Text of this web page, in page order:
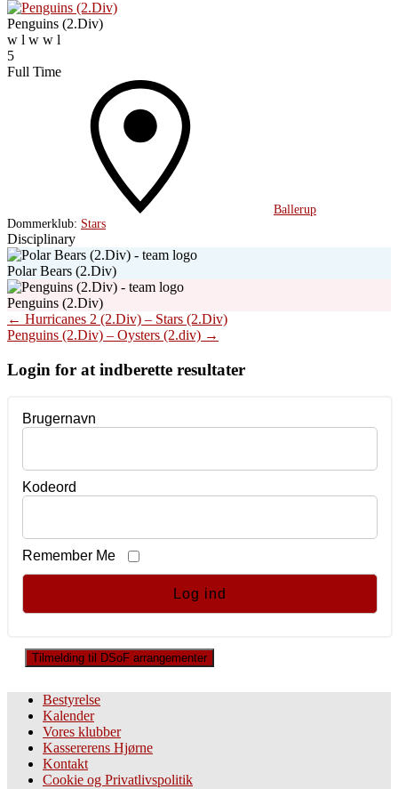
Penguins (2.Div)
w l w w l
5
Full Time
Ballerup
Dommerklub: Stars
Disciplinary
Polar Bears (2.Div)
Penguins (2.Div)
Post
navigation
← Hurricanes 2 (2.Div) – Stars (2.Div)
Penguins (2.Div) – Oysters (2.div) →
Login for at indberette resultater
Brugernavn
Kodeord
Remember Me
Tilmelding til DSoF arrangementer
Bestyrelse
Kalender
Vores klubber
Kassererens Hjørne
Kontakt
Cookie og Privatlivspolitik